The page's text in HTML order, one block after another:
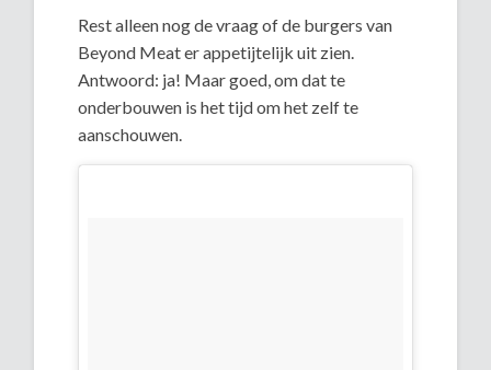
Rest alleen nog de vraag of de burgers van
Beyond Meat er appetijtelijk uit zien.
Antwoord: ja! Maar goed, om dat te
onderbouwen is het tijd om het zelf te
aanschouwen.